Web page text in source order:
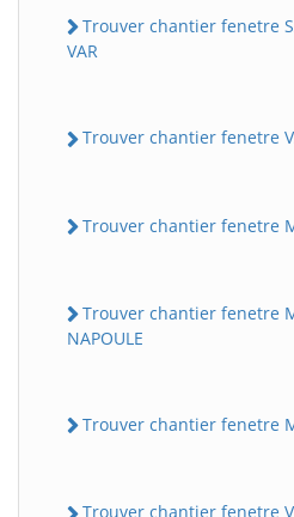
Trouver chantier fenetre
VAR
Trouver chantier fenetre
Trouver chantier fenetre
Trouver chantier fenetre
NAPOULE
Trouver chantier fenetre
Trouver chantier fenetre